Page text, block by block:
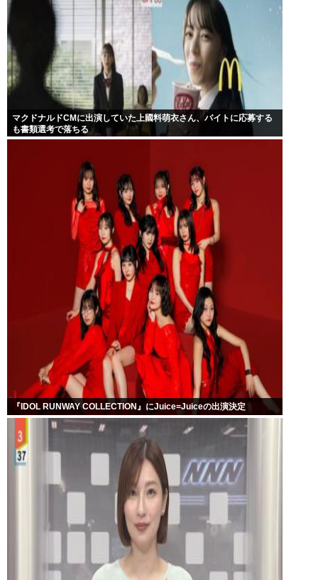
マクドナルドCMに出演していた上國料萌衣さん、バイトに応募する
も書類選考で落ちる
『IDOL RUNWAY COLLECTION』にJuice=Juiceの出演決定